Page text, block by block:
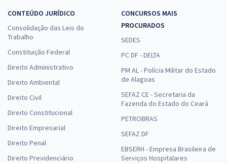
CONTEÚDO JURÍDICO
Consolidação das Leis do
Trabalho
Constituição Federal
Direito Administrativo
Direito Ambiental
Direito Civil
Direito Constitucional
Direito Empresarial
Direito Penal
Direito Previdenciário
CONCURSOS MAIS
PROCURADOS
SEDES
PC DF - DELTA
PM AL - Polícia Militar do Estado
de Alagoas
SEFAZ CE - Secretaria da
Fazenda do Estado do Ceará
PETROBRAS
SEFAZ DF
EBSERH - Empresa Brasileira de
Serviços Hospitalares